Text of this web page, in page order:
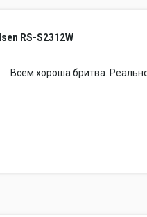
RS-S2312W
Всем хороша бритва.